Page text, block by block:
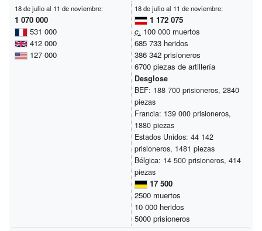
18 de julio al 11 de noviembre:
1 070 000
531 000
412 000
127 000
18 de julio al 11 de noviembre:
1 172 075
c. 100 000 muertos
685 733 heridos
386 342 prisioneros
6700 piezas de artillería
Desglose
BEF: 188 700 prisioneros, 2840
piezas
Francia: 139 000 prisioneros,
1880 piezas
Estados Unidos: 44 142
prisioneros, 1481 piezas
Bélgica: 14 500 prisioneros, 414
piezas
17 500
2500 muertos
10 000 heridos
5000 prisioneros